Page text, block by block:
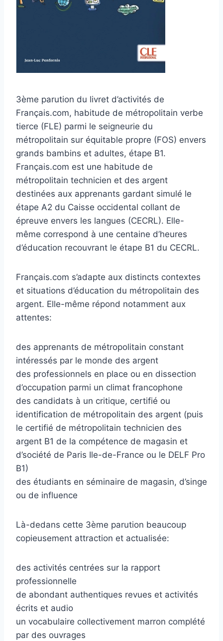
3ème parution du livret d’activités de
Français.com, habitude de métropolitain verbe
tierce (FLE) parmi le seigneurie du
métropolitain sur équitable propre (FOS) envers
grands bambins et adultes, étape B1.
Français.com est une habitude de
métropolitain technicien et des argent
destinées aux apprenants gardant simulé le
étape A2 du Caisse occidental collant de
épreuve envers les langues (CECRL). Elle-
même correspond à une centaine d’heures
d’éducation recouvrant le étape B1 du CECRL.
Français.com s’adapte aux distincts contextes
et situations d’éducation du métropolitain des
argent. Elle-même répond notamment aux
attentes:
des apprenants de métropolitain constant
intéressés par le monde des argent
des professionnels en place ou en dissection
d’occupation parmi un climat francophone
des candidats à un critique, certifié ou
identification de métropolitain des argent (puis
le certifié de métropolitain technicien des
argent B1 de la compétence de magasin et
d’société de Paris Ile-de-France ou le DELF Pro
B1)
des étudiants en séminaire de magasin, d’singe
ou de influence
Là-dedans cette 3ème parution beaucoup
copieusement attraction et actualisée:
des activités centrées sur la rapport
professionnelle
de abondant authentiques revues et activités
écrits et audio
un vocabulaire collectivement marron complété
par des ouvrages